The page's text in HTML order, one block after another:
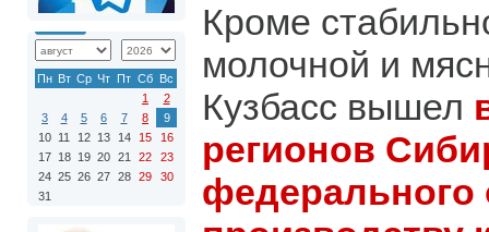
Пн Вт Ср Чт Пт Сб Вс
1
2
3
4 5 6 7 8
9
10 11 12 13 14 15
16
17 18 19 20 21 22
23
24 25 26 27 28 29
30
31
Кроме
молочной и
Кузбасс вышел
регионов
федерального